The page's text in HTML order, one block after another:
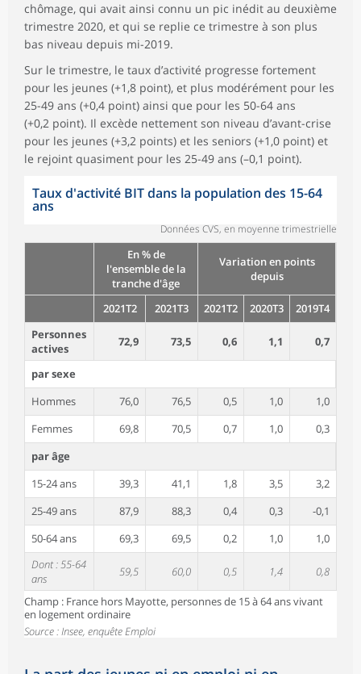
chômage, qui avait ainsi connu un pic inédit au deuxième
trimestre 2020, et qui se replie ce trimestre à son plus
bas niveau depuis mi-2019.
Sur le trimestre, le taux d’activité progresse fortement
pour les jeunes (+1,8 point), et plus modérément pour les
25-49 ans (+0,4 point) ainsi que pour les 50-64 ans
(+0,2 point). Il excède nettement son niveau d’avant-crise
pour les jeunes (+3,2 points) et les seniors (+1,0 point) et
le rejoint quasiment pour les 25-49 ans (–0,1 point).
Taux d'activité BIT dans la population des 15-64
ans
Données CVS, en moyenne trimestrielle
En % de
l'ensemble de la
tranche d'âge
Variation en points
depuis
2021T2 2021T3 2021T2 2020T3
2019T4
Personnes
actives
72,9 73,5 0,6 1,1 0,7
par sexe
Hommes
76,0 76,5 0,5 1,0
1,0
Femmes
69,8 70,5 0,7 1,0
0,3
par âge
15-24 ans
39,3 41,1 1,8 3,5
3,2
25-49 ans
87,9 88,3 0,4 0,3
-0,1
50-64 ans
69,3 69,5 0,2 1,0
1,0
Dont : 55-64
ans
59,5 60,0 0,5 1,4 0,8
Champ : France hors Mayotte, personnes de 15 à 64 ans vivant
en logement ordinaire
Source : Insee, enquête Emploi